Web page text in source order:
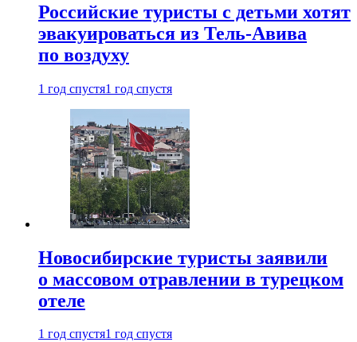
Российские туристы с детьми хотят
эвакуироваться из Тель-Авива
по воздуху
1 год спустя1 год спустя
Новосибирские туристы заявили
о массовом отравлении в турецком
отеле
1 год спустя1 год спустя